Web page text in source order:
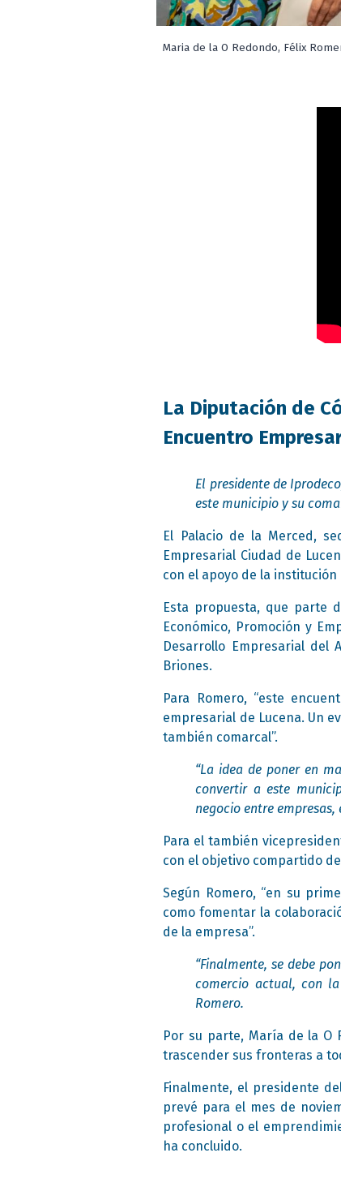
Maria de la O Redondo, Félix
La Diputación de
Encuentro
El presidente de
este municipio y su
El Palacio de la Merced,
Empresarial Ciudad de
con el apoyo de la
Esta propuesta, que parte
Económico, Promoción y
Desarrollo Empresarial del
Briones.
Para Romero, “este
empresarial de Lucena. Un
también comarcal”.
“La idea de poner en
convertir a este
negocio entre
Para el también
con el objetivo compartido
Según Romero, “en su
como fomentar la
de la empresa”.
“Finalmente, se debe
comercio actual, con
Romero.
Por su parte, María de la O
trascender sus fronteras a
Finalmente, el presidente
prevé para el mes de
profesional o el
ha concluido.